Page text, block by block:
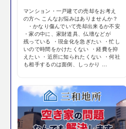
マンション・一戸建ての売却をお考え
の方へ こんなお悩みはありませんか？
・かなり傷んでいて売却出来るか不安
・家の中に、家財道具、仏壇などが
残っている ・現金化を急ぎたい ・忙し
いので時間をかけたくない ・経費を抑
えたい ・近所に知られたくない ・何社
も相手するのは面倒、しっかり ...